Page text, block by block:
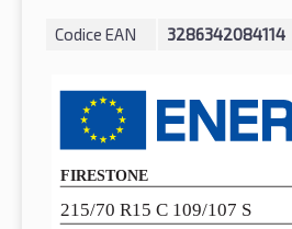
Codice EAN 3286342084114